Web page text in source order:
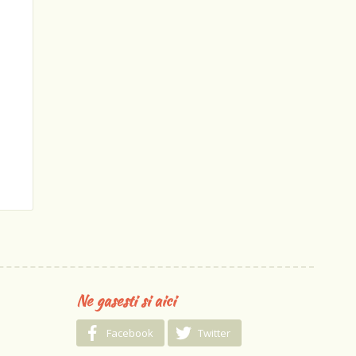
Ne gasesti si aici
Facebook Twitter